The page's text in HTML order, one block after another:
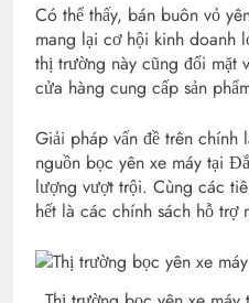
Có thể thấy, bán buôn vỏ
mang lại cơ hội kinh doanh
thị trường này cũng đối mặt
cửa hàng cung cấp sản
Giải pháp vấn đề trên chính
nguồn bọc yên xe máy tại
lượng vượt trội. Cùng các
hết là các chính sách hỗ trợ